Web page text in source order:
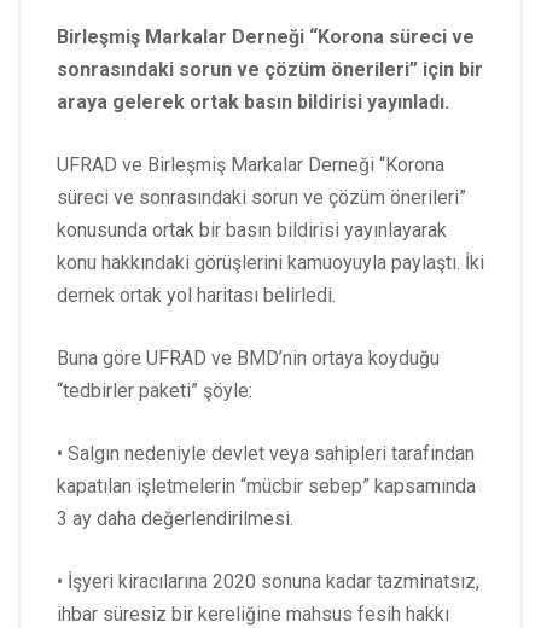
Birleşmiş Markalar Derneği “Korona süreci ve
sonrasındaki sorun ve çözüm önerileri” için bir
araya gelerek ortak basın bildirisi yayınladı.
UFRAD ve Birleşmiş Markalar Derneği “Korona
süreci ve sonrasındaki sorun ve çözüm önerileri”
konusunda ortak bir basın bildirisi yayınlayarak
konu hakkındaki görüşlerini kamuoyuyla paylaştı. İki
dernek ortak yol haritası belirledi.
Buna göre UFRAD ve BMD’nin ortaya koyduğu
“tedbirler paketi” şöyle:
• Salgın nedeniyle devlet veya sahipleri tarafından
kapatılan işletmelerin “mücbir sebep” kapsamında
3 ay daha değerlendirilmesi.
• İşyeri kiracılarına 2020 sonuna kadar tazminatsız,
ihbar süresiz bir kereliğine mahsus fesih hakkı